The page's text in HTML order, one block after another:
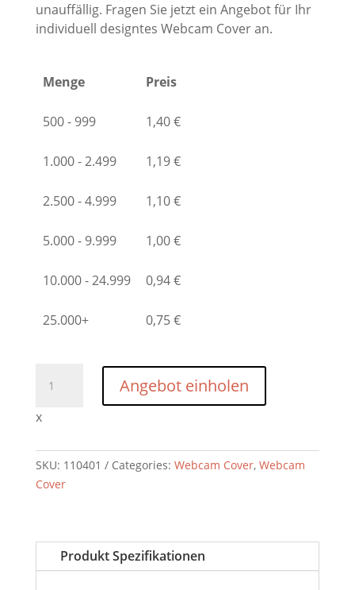
unauffällig. Fragen Sie jetzt ein Angebot für Ihr
individuell designtes Webcam Cover an.
Menge Preis
500 - 999 1,40€
1.000 - 2.499 1,19€
2.500 - 4.999 1,10€
5.000 - 9.999 1,00€
10.000 - 24.999 0,94€
25.000+ 0,75€
SPY-
Webcam
Classic
(inkl.
Logodruck)
Angebot einholen
x
SKU: 110401 Categories: Webcam Cover, Webcam
Cover
Produkt Spezifikationen